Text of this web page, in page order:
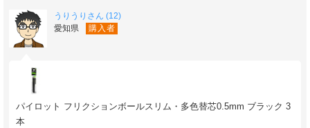
うりうりさん (12)
愛知県
購入者
パイロット フリクションボールスリム・多色替芯0.5mm ブラック 3
本